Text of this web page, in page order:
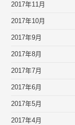
2017年11月
2017年10月
2017年9月
2017年8月
2017年7月
2017年6月
2017年5月
2017年4月